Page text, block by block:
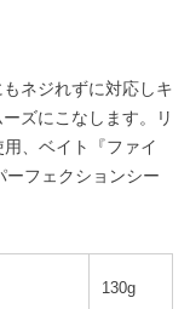
ネジれずに対応しキ
ズにこなします。リ
、ベイト『ファイ
ーフェクションシー
130g